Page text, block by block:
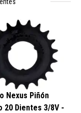
Nexus Piñón
20 Dientes 3/8V -